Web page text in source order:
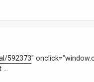
592373"